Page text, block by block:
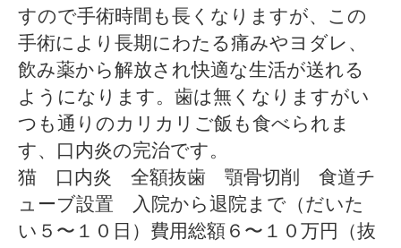
すので手術時間も長くなりますが、この
手術により長期にわたる痛みやヨダレ、
飲み薬から解放され快適な生活が送れる
ようになります。歯は無くなりますがい
つも通りのカリカリご飯も食べられま
す、口内炎の完治です。
猫 口内炎 全額抜歯 顎骨切削 食道チ
ューブ設置 入院から退院まで（だいた
い５〜１０日）費用総額６〜１０万円（抜